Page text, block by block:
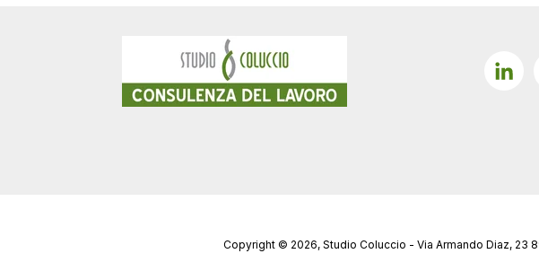
Copyright © 2026, Studio Coluccio - Via Armando Diaz, 23